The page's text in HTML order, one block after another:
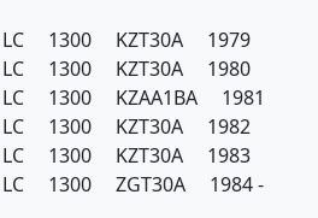
LC 1300 KZT30A 1979
LC 1300 KZT30A 1980
LC 1300 KZAA1BA 1981
LC 1300 KZT30A 1982
LC 1300 KZT30A 1983
LC 1300 ZGT30A 1984 -